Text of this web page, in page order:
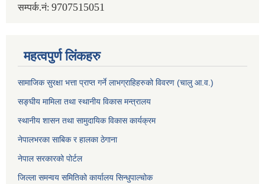
सम्पर्क.नं: 9707515051
महत्वपुर्ण लिंकहरु
सामाजिक सुरक्षा भत्ता प्राप्त गर्ने लाभग्राहिहरुको विवरण (चालु आ.व.)
सङ्घीय मामिला तथा स्थानीय विकास मन्त्रालय
स्थानीय शासन तथा सामुदायिक विकास कार्यक्रम
नेपालभरका साबिक र हालका ठेगाना
नेपाल सरकारको पोर्टल
जिल्ला समन्वय समितिको कार्यालय सिन्धुपाल्चोक